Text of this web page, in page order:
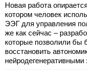
Новая работа
котором человек
ЭЭГ для управления
же как сейчас –
которые позволили бы
восстановить